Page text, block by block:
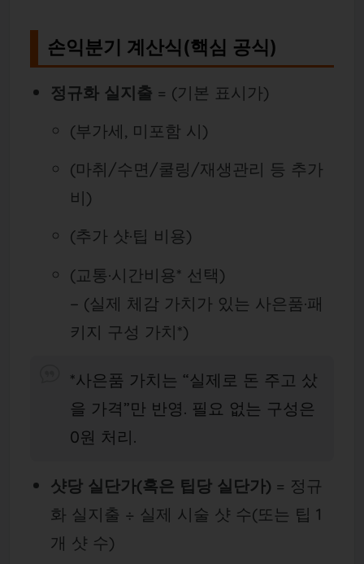
손익분기 계산식(핵심 공식)
정규화 실지출 = (기본 표시가)
(부가세, 미포함 시)
(마취/수면/쿨링/재생관리 등 추가
비)
(추가 샷·팁 비용)
(교통·시간비용* 선택)
− (실제 체감 가치가 있는 사은품·패
키지 구성 가치*)
*사은품 가치는 “실제로 돈 주고 샀
을 가격”만 반영. 필요 없는 구성은
0원 처리.
샷당 실단가(혹은 팁당 실단가) = 정규
화 실지출 ÷ 실제 시술 샷 수(또는 팁 1
개 샷 수)